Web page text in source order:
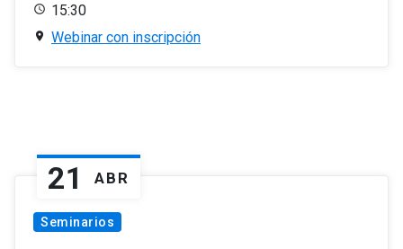
15:30
Webinar con inscripción
21 ABR
Seminarios